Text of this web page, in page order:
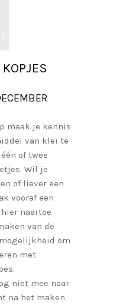
maak je kennis
van klei te
of twee
Wil je
of liever een
vooraf een
naartoe
van de
om
met
niet mee naar
na het maken